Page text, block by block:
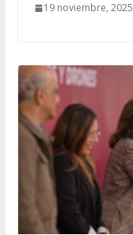
19 noviembre, 2025